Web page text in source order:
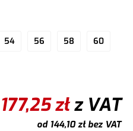
54 56 58 60
177,25złz VAT
od 144,10złbez VAT